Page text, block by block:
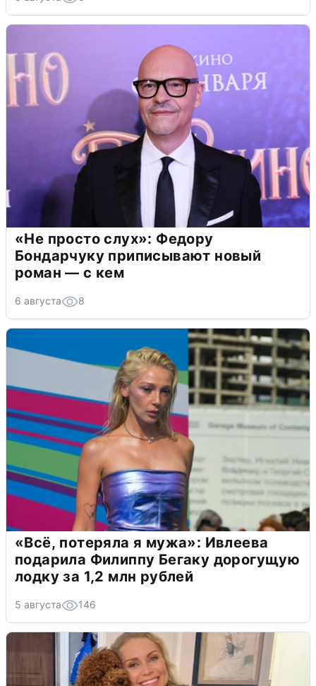
«Не просто слух»: Федору
Бондарчуку приписывают новый
роман — с кем
6 августа 8
«Всё, потеряла я мужа»: Ивлеева
подарила Филиппу Бегаку дорогущую
лодку за 1,2 млн рублей
5 августа 146